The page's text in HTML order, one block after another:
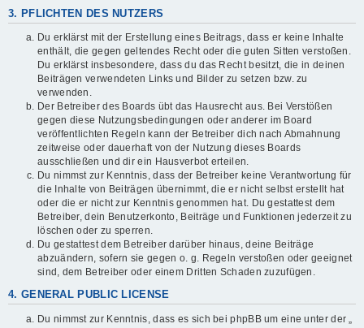
3. PFLICHTEN DES NUTZERS
Du erklärst mit der Erstellung eines Beitrags, dass er keine Inhalte
enthält, die gegen geltendes Recht oder die guten Sitten verstoßen.
Du erklärst insbesondere, dass du das Recht besitzt, die in deinen
Beiträgen verwendeten Links und Bilder zu setzen bzw. zu
verwenden.
Der Betreiber des Boards übt das Hausrecht aus. Bei Verstößen
gegen diese Nutzungsbedingungen oder anderer im Board
veröffentlichten Regeln kann der Betreiber dich nach Abmahnung
zeitweise oder dauerhaft von der Nutzung dieses Boards
ausschließen und dir ein Hausverbot erteilen.
Du nimmst zur Kenntnis, dass der Betreiber keine Verantwortung für
die Inhalte von Beiträgen übernimmt, die er nicht selbst erstellt hat
oder die er nicht zur Kenntnis genommen hat. Du gestattest dem
Betreiber, dein Benutzerkonto, Beiträge und Funktionen jederzeit zu
löschen oder zu sperren.
Du gestattest dem Betreiber darüber hinaus, deine Beiträge
abzuändern, sofern sie gegen o. g. Regeln verstoßen oder geeignet
sind, dem Betreiber oder einem Dritten Schaden zuzufügen.
4. GENERAL PUBLIC LICENSE
Du nimmst zur Kenntnis, dass es sich bei phpBB um eine unter der „